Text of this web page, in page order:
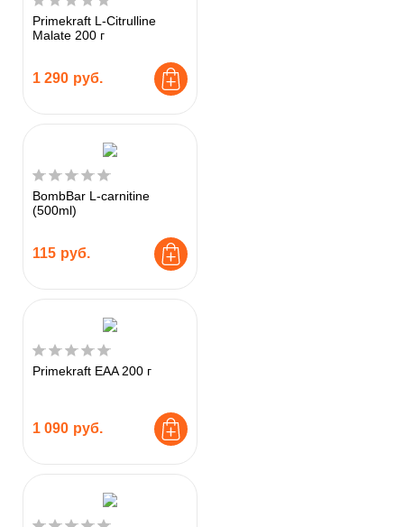
Primekraft L-Citrulline
Malate 200 г
1 290 руб.
BombBar L-carnitine
(500ml)
115 руб.
Primekraft EAA 200 г
1 090 руб.